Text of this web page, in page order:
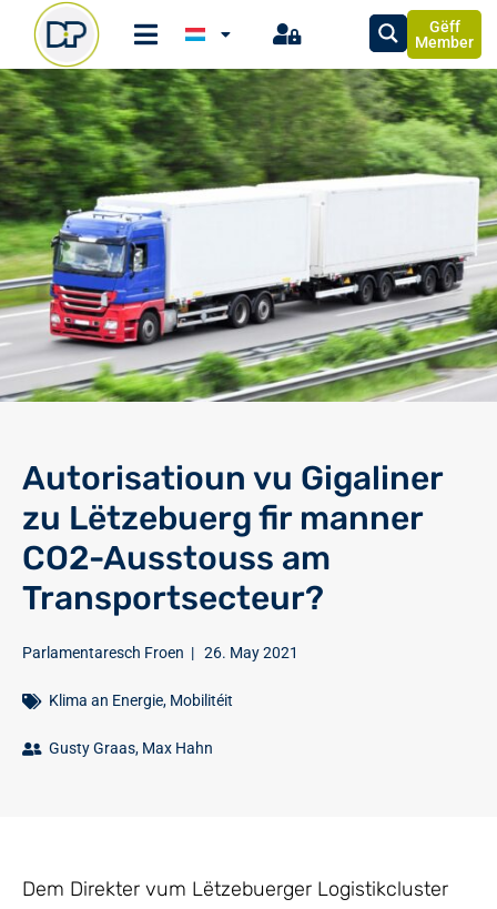
Gëff
Member
Autorisatioun vu Gigaliner
zu Lëtzebuerg fir manner
CO2-Ausstouss am
Transportsecteur?
Parlamentaresch Froen | 26. May 2021
Klima an Energie, Mobilitéit
Gusty Graas, Max Hahn
Dem Direkter vum Lëtzebuerger Logistikcluster